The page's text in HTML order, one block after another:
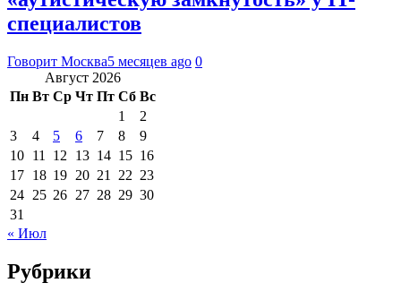
специалистов
Говорит Москва5 месяцев ago 0
Август 2026
Пн Вт Ср Чт Пт Сб Вс
1
2
3
4 5 6 7 8
9
10 11 12 13 14 15 16
17 18 19 20 21 22 23
24 25 26 27 28 29 30
31
« Июл
Рубрики